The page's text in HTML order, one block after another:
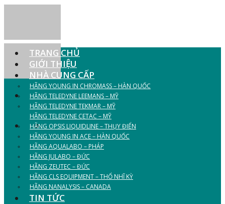
CUNG CẤP THIẾT BỊ
PHÒNG THÍ NGHIỆM
NGÀNH HÓA - THỰC
PHẨM - MÔI TRƯỜNG
TRANG CHỦ
GIỚI THIỆU
NHÀ CUNG CẤP
HÃNG YOUNG IN CHROMASS – HÀN QUỐC
HÃNG TELEDYNE LEEMANS – MỸ
HÃNG TELEDYNE TEKMAR – MỸ
HÃNG TELEDYNE CETAC – MỸ
HÃNG OPSIS LIQUIDLINE – THỤY ĐIỂN
HÃNG YOUNG IN ACE – HÀN QUỐC
HÃNG AQUALABO – PHÁP
HÃNG JULABO – ĐỨC
HÃNG ZEUTEC – ĐỨC
HÃNG CLS EQUIPMENT – THỔ NHĨ KỲ
HÃNG NANALYSIS – CANADA
TIN TỨC